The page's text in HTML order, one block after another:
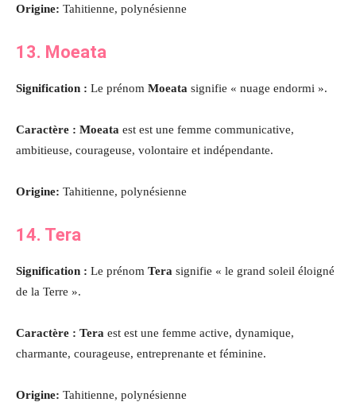
Origine: Tahitienne, polynésienne
13. Moeata
Signification : Le prénom Moeata signifie « nuage endormi ».
Caractère : Moeata est est une femme communicative,
ambitieuse, courageuse, volontaire et indépendante.
Origine: Tahitienne, polynésienne
14. Tera
Signification : Le prénom Tera signifie « le grand soleil éloigné
de la Terre ».
Caractère : Tera est est une femme active, dynamique,
charmante, courageuse, entreprenante et féminine.
Origine: Tahitienne, polynésienne